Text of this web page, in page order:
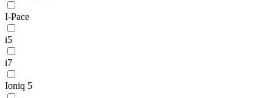
I-Pace
i5
i7
Ioniq 5